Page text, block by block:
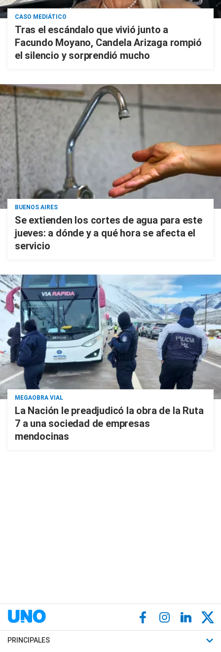
CASO MEDIÁTICO
Tras el escándalo que vivió junto a
Facundo Moyano, Candela Arizaga rompió
el silencio y sorprendió mucho
BUENOS AIRES
Se extienden los cortes de agua para este
jueves: a dónde y a qué hora se afecta el
servicio
MEGAOBRA VIAL
La Nación le preadjudicó la obra de la Ruta
7 a una sociedad de empresas
mendocinas
PRINCIPALES